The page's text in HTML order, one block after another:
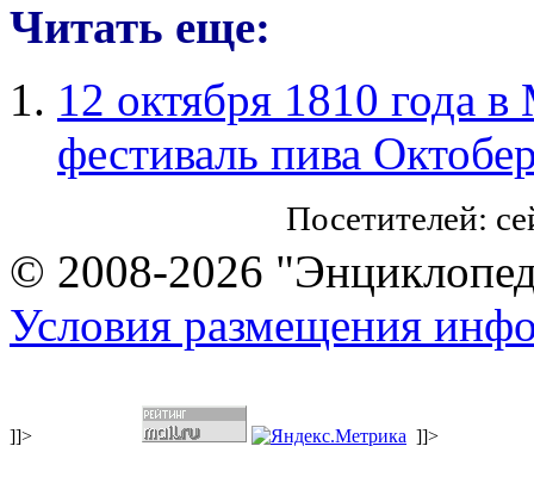
Читать еще:
12 октября 1810 года
фестиваль пива
Посетителей:
© 2008-2026
Условия размещения
]]> ]]>